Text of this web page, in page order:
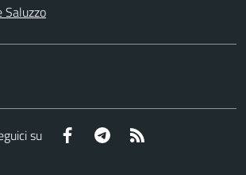
Saluzzo
su Facebook Telegram